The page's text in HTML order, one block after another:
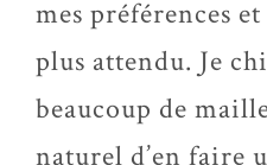
mes préférences
plus attendu. Je
beaucoup de
naturel d’en faire